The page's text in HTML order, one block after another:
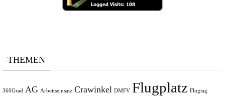
THEMEN
360Grad AG Arbeitseinsatz Crawinkel DMFV Flugplatz Flugtag